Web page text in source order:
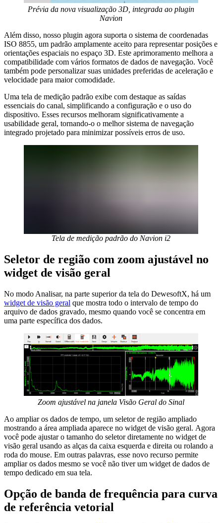
Prévia da nova visualização 3D, integrada ao plugin
Navion
Além disso, nosso plugin agora suporta o sistema de coordenadas
ISO 8855, um padrão amplamente aceito para representar posições e
orientações espaciais no espaço 3D. Este aprimoramento melhora a
compatibilidade com vários formatos de dados de navegação. Você
também pode personalizar suas unidades preferidas de aceleração e
velocidade para maior comodidade.
Uma tela de medição padrão exibe com destaque as saídas
essenciais do canal, simplificando a configuração e o uso do
dispositivo. Esses recursos melhoram significativamente a
usabilidade geral, tornando-o o melhor sistema de navegação
integrado projetado para minimizar possíveis erros de uso.
Tela de medição padrão do Navion i2
Seletor de região com zoom ajustável no
widget de visão geral
No modo Analisar, na parte superior da tela do DewesoftX, há um
widget de visão geral que mostra todo o intervalo de tempo do
arquivo de dados gravado, mesmo quando você se concentra em
uma parte específica dos dados.
Zoom ajustável na janela Visão Geral do Sinal
Ao ampliar os dados de tempo, um seletor de região ampliado
mostrando a área ampliada aparece no widget de visão geral. Agora
você pode ajustar o tamanho do seletor diretamente no widget de
visão geral usando as alças da caixa esquerda e direita ou rolando a
roda do mouse. Em outras palavras, esse novo recurso permite
ampliar os dados mesmo se você não tiver um widget de dados de
tempo dedicado em sua tela.
Opção de banda de frequência para curva
de referência vetorial